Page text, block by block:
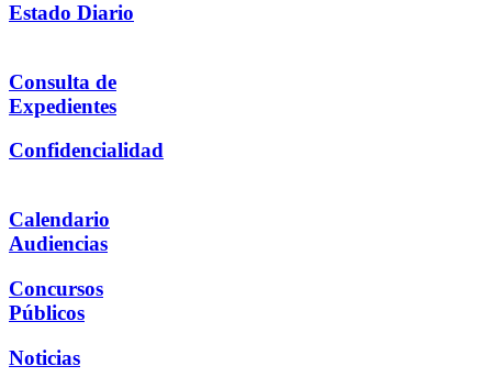
Estado Diario
Consulta de
Expedientes
Confidencialidad
Calendario
Audiencias
Concursos
Públicos
Noticias